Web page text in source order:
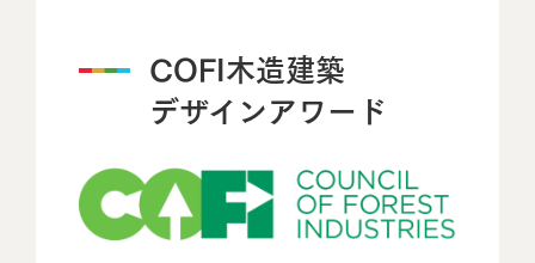
COFI木造建築
デザインアワード